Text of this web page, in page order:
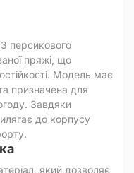
персикового
пряжі, що
Модель має
призначена для
Завдяки
до корпусу
який дозволяє